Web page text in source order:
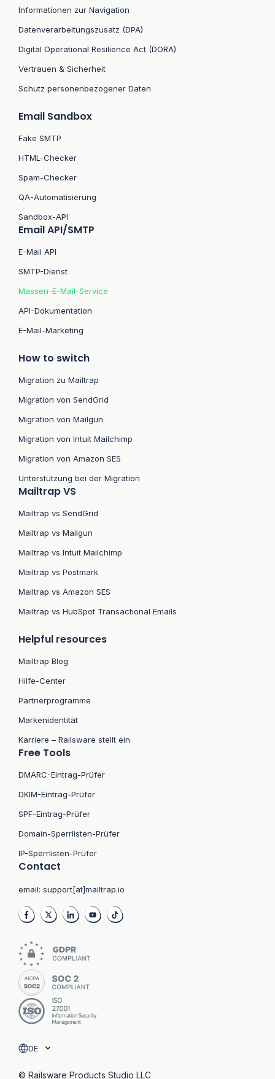
Informationen zur Navigation
Datenverarbeitungszusatz (DPA)
Digital Operational Resilience Act (DORA)
Vertrauen & Sicherheit
Schutz personenbezogener Daten
Email Sandbox
Fake SMTP
HTML-Checker
Spam-Checker
QA-Automatisierung
Sandbox-API
Email API/SMTP
E-Mail API
SMTP-Dienst
Massen-E-Mail-Service
API-Dokumentation
E-Mail-Marketing
How to switch
Migration zu Mailtrap
Migration von SendGrid
Migration von Mailgun
Migration von Intuit Mailchimp
Migration von Amazon SES
Unterstützung bei der Migration
Mailtrap VS
Mailtrap vs SendGrid
Mailtrap vs Mailgun
Mailtrap vs Intuit Mailchimp
Mailtrap vs Postmark
Mailtrap vs Amazon SES
Mailtrap vs HubSpot Transactional Emails
Helpful resources
Mailtrap Blog
Hilfe-Center
Partnerprogramme
Markenidentität
Karriere – Railsware stellt ein
Free Tools
DMARC-Eintrag-Prüfer
DKIM-Eintrag-Prüfer
SPF-Eintrag-Prüfer
Domain-Sperrlisten-Prüfer
IP-Sperrlisten-Prüfer
Contact
email: support[at]mailtrap.io
DE
© Railsware Products Studio LLC